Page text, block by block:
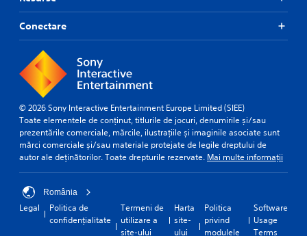
Conectare
© 2026 Sony Interactive Entertainment Europe Limited (SIEE)
Toate elementele de conținut, titlurile de jocuri, denumirile și/sau
prezentările comerciale, mărcile, ilustrațiile și imaginile asociate sunt
mărci comerciale și/sau materiale protejate de legile dreptului de
autor ale deținătorilor. Toate drepturile rezervate. Mai multe informații
România
Legal
Politica de
confidențialitate
Termeni de
utilizare a
site-ului
Harta
site-
ului
Politica
privind
modulele
Software
Usage
Terms